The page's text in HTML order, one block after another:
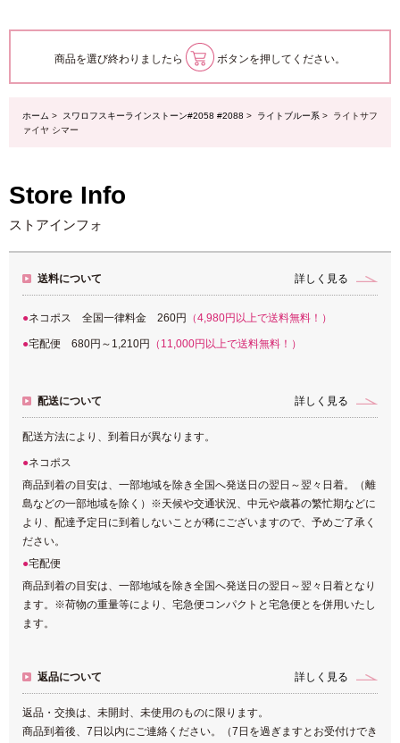
商品を選び終わりましたら ボタンを押してください。
ホーム > スワロフスキーラインストーン#2058 #2088 > ライトブルー系 > ライトサフ
ァイヤ シマー
Store Info
ストアインフォ
送料について 詳しく見る
ネコポス 全国一律料金 260円 （4,980円以上で送料無料！）
宅配便 680円～1,210円 （11,000円以上で送料無料！）
配送について 詳しく見る
配送方法により、到着日が異なります。
ネコポス
商品到着の目安は、一部地域を除き全国へ発送日の翌日～翌々日着。（離
島などの一部地域を除く）※天候や交通状況、中元や歳暮の繁忙期などに
より、配達予定日に到着しないことが稀にございますので、予めご了承く
ださい。
宅配便
商品到着の目安は、一部地域を除き全国へ発送日の翌日～翌々日着となり
ます。※荷物の重量等により、宅急便コンパクトと宅急便とを併用いたし
ます。
返品について 詳しく見る
返品・交換は、未開封、未使用のものに限ります。
商品到着後、7日以内にご連絡ください。（7日を過ぎますとお受付けでき